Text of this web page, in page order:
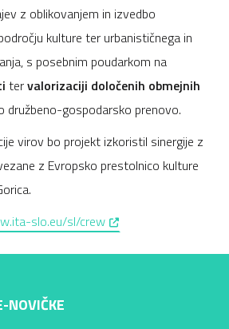
z oblikovanjem in izvedbo
kulture ter urbanističnega in
s posebnim poudarkom na
tervalorizaciji določenih obmejnih
družbeno-gospodarsko prenovo.
virov bo projekt izkoristil sinergije z
z Evropsko prestolnico kulture
slo.eu/sl/crew, opens in a new
NOVIČKE